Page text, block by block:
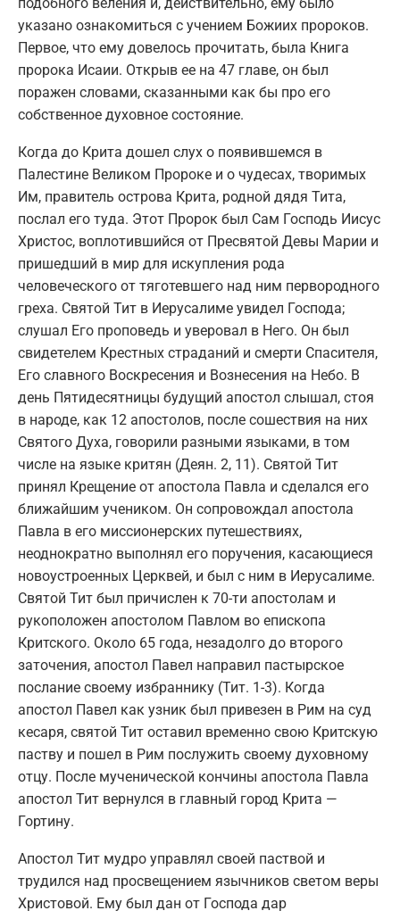
указано ознакомиться с учением Божиих пророков.
Первое, что ему довелось прочитать, была Книга
пророка Исаии. Открыв ее на 47 главе, он был
поражен словами, сказанными как бы про его
собственное духовное состояние.
Когда до Крита дошел слух о появившемся в
Палестине Великом Пророке и о чудесах, творимых
Им, правитель острова Крита, родной дядя Тита,
послал его туда. Этот Пророк был Сам Господь Иисус
Христос, воплотившийся от Пресвятой Девы Марии и
пришедший в мир для искупления рода
человеческого от тяготевшего над ним первородного
греха. Святой Тит в Иерусалиме увидел Господа;
слушал Его проповедь и уверовал в Него. Он был
свидетелем Крестных страданий и смерти Спасителя,
Его славного Воскресения и Вознесения на Небо. В
день Пятидесятницы будущий апостол слышал, стоя
в народе, как 12 апостолов, после сошествия на них
Святого Духа, говорили разными языками, в том
числе на языке критян (Деян. 2, 11). Святой Тит
принял Крещение от апостола Павла и сделался его
ближайшим учеником. Он сопровождал апостола
Павла в его миссионерских путешествиях,
неоднократно выполнял его поручения, касающиеся
новоустроенных Церквей, и был с ним в Иерусалиме.
Святой Тит был причислен к 70-ти апостолам и
рукоположен апостолом Павлом во епископа
Критского. Около 65 года, незадолго до второго
заточения, апостол Павел направил пастырское
послание своему избраннику (Тит. 1-3). Когда
апостол Павел как узник был привезен в Рим на суд
кесаря, святой Тит оставил временно свою Критскую
паству и пошел в Рим послужить своему духовному
отцу. После мученической кончины апостола Павла
апостол Тит вернулся в главный город Крита —
Гортину.
Апостол Тит мудро управлял своей паствой и
трудился над просвещением язычников светом веры
Христовой. Ему был дан от Господа дар